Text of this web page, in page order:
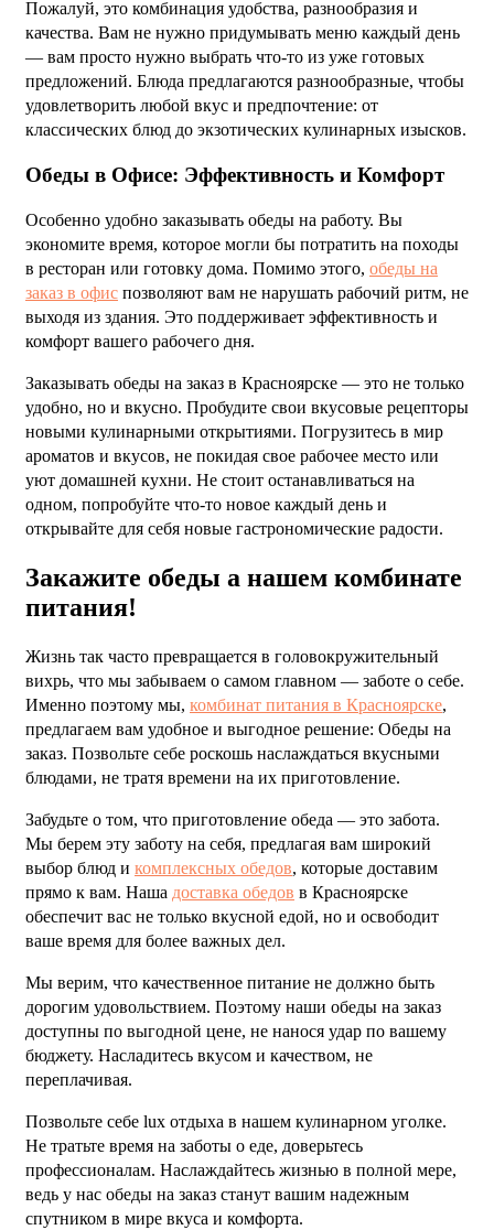
Пожалуй, это комбинация удобства, разнообразия и
качества. Вам не нужно придумывать меню каждый день
— вам просто нужно выбрать что-то из уже готовых
предложений. Блюда предлагаются разнообразные, чтобы
удовлетворить любой вкус и предпочтение: от
классических блюд до экзотических кулинарных изысков.
Обеды в Офисе: Эффективность и Комфорт
Особенно удобно заказывать обеды на работу. Вы
экономите время, которое могли бы потратить на походы
в ресторан или готовку дома. Помимо этого, обеды на
заказ в офис позволяют вам не нарушать рабочий ритм, не
выходя из здания. Это поддерживает эффективность и
комфорт вашего рабочего дня.
Заказывать обеды на заказ в Красноярске — это не только
удобно, но и вкусно. Пробудите свои вкусовые рецепторы
новыми кулинарными открытиями. Погрузитесь в мир
ароматов и вкусов, не покидая свое рабочее место или
уют домашней кухни. Не стоит останавливаться на
одном, попробуйте что-то новое каждый день и
открывайте для себя новые гастрономические радости.
Закажите обеды а нашем комбинате
питания!
Жизнь так часто превращается в головокружительный
вихрь, что мы забываем о самом главном — заботе о себе.
Именно поэтому мы, комбинат питания в Красноярске,
предлагаем вам удобное и выгодное решение: Обеды на
заказ. Позвольте себе роскошь наслаждаться вкусными
блюдами, не тратя времени на их приготовление.
Забудьте о том, что приготовление обеда — это забота.
Мы берем эту заботу на себя, предлагая вам широкий
выбор блюд и комплексных обедов, которые доставим
прямо к вам. Наша доставка обедов в Красноярске
обеспечит вас не только вкусной едой, но и освободит
ваше время для более важных дел.
Мы верим, что качественное питание не должно быть
дорогим удовольствием. Поэтому наши обеды на заказ
доступны по выгодной цене, не нанося удар по вашему
бюджету. Насладитесь вкусом и качеством, не
переплачивая.
Позвольте себе lux отдыха в нашем кулинарном уголке.
Не тратьте время на заботы о еде, доверьтесь
профессионалам. Наслаждайтесь жизнью в полной мере,
ведь у нас обеды на заказ станут вашим надежным
спутником в мире вкуса и комфорта.